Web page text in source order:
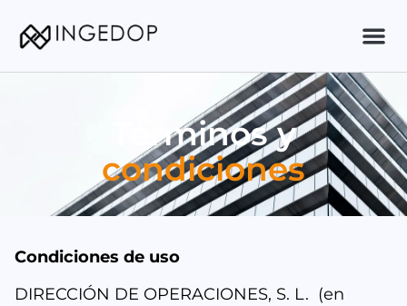
Términos y
condiciones
Condiciones de uso
DIRECCIÓN DE OPERACIONES, S. L. (en